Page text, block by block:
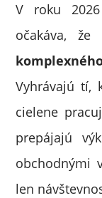
V roku
očakáva,
Vyhrávajú tí,
cielene
prepájajú
obchodnými
len